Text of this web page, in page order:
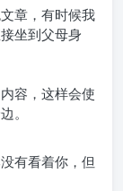
章，有时候我
坐到父母身
容，这样会使
。
有看着你，但